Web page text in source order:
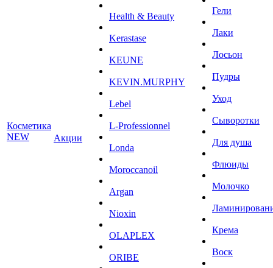
Косметика
NEW
Акции
Health & Beauty
Kerastase
KEUNE
KEVIN.MURPHY
Lebel
L-Professionnel
Londa
Moroccanoil
Argan
Niохin
OLAPLEX
ORIBE
Гели
Лаки
Лосьон
Пудры
Уход
Сыворотки
Для душа
Флюиды
Молочко
Крема
Воск